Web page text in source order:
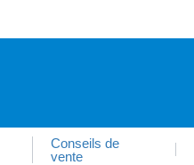
Conseils de
vente